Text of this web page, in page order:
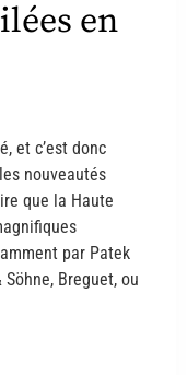
en
et c’est donc
nouveautés
que la Haute
par Patek
Breguet, ou